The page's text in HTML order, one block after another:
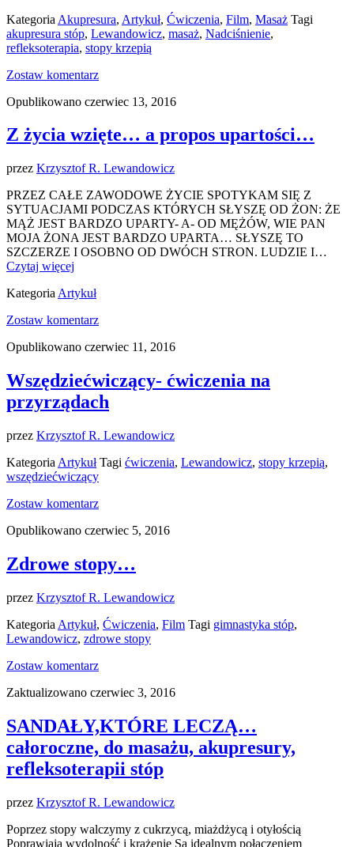
Kategoria Akupresura, Artykuł, Ćwiczenia, Film, Masaż Tagi
akupresura stóp, Lewandowicz, masaż, Nadciśnienie,
refleksoterapia, stopy krzepią
Zostaw komentarz
Opublikowano czerwiec 13, 2016
Z życia wzięte… a propos upartości…
przez Krzysztof R. Lewandowicz
PRZEZ CAŁE ZAWODOWE ŻYCIE SPOTYKAM SIĘ Z
SYTUACJAMI PODCZAS KTÓRYCH SŁYSZĘ OD ŻON: ŻE
MĄŻ JEST BARDZO UPARTY- A- OD MĘŻÓW, WIE PAN
MOJA ŻONA JEST BARDZO UPARTA… SŁYSZĘ TO
SZCZERZE I OSOBNO OD DWÓCH STRON. LUDZIE I…
Czytaj więcej
Kategoria Artykuł
Zostaw komentarz
Opublikowano czerwiec 11, 2016
Wszędziećwiczący- ćwiczenia na
przyrządach
przez Krzysztof R. Lewandowicz
Kategoria Artykuł Tagi ćwiczenia, Lewandowicz, stopy krzepią,
wszędziećwiczący
Zostaw komentarz
Opublikowano czerwiec 5, 2016
Zdrowe stopy…
przez Krzysztof R. Lewandowicz
Kategoria Artykuł, Ćwiczenia, Film Tagi gimnastyka stóp,
Lewandowicz, zdrowe stopy
Zostaw komentarz
Zaktualizowano czerwiec 3, 2016
SANDAŁY,KTÓRE LECZĄ…
całoroczne, do masażu, akupresury,
refleksoterapii stóp
przez Krzysztof R. Lewandowicz
Poprzez stopy walczymy z cukrzycą, miażdżycą i otyłością
Poprawiają wydolność i krążenie Są idealnym połączeniem